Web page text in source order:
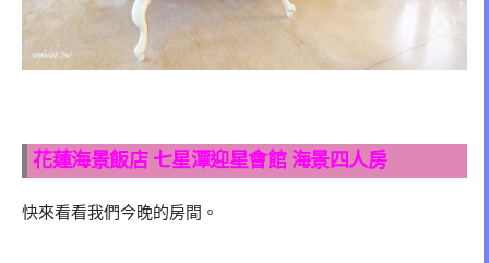
花蓮海景飯店 七星潭迎星會館 海景四人房
快來看看我們今晚的房間。